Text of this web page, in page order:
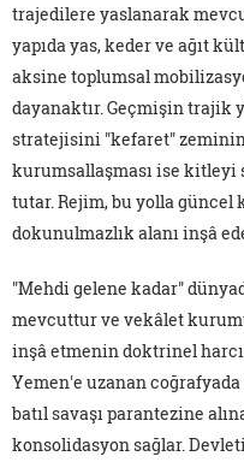
trajedilere yaslanarak
yapıda yas, keder ve ağıt
aksine toplumsal
dayanaktır. Geçmişin trajik
stratejisini "kefaret"
kurumsallaşması ise
tutar. Rejim, bu yolla
dokunulmazlık alanı inşâ
"Mehdi gelene kadar"
mevcuttur ve vekâlet
inşâ etmenin doktrinel
Yemen'e uzanan
batıl savaşı parantezine
konsolidasyon sağlar.